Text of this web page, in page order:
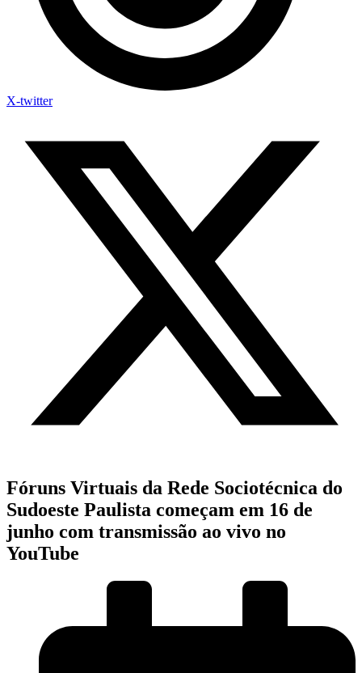
X-twitter
Fóruns Virtuais da Rede Sociotécnica do
Sudoeste Paulista começam em 16 de
junho com transmissão ao vivo no
YouTube